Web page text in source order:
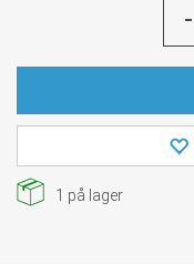
-
1 på lager